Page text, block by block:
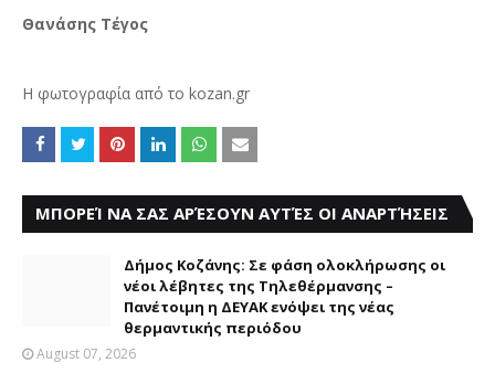
Θανάσης Τέγος
Η φωτογραφία από το kozan.gr
ΜΠΟΡΕΊ ΝΑ ΣΑΣ ΑΡΈΣΟΥΝ ΑΥΤΈΣ ΟΙ ΑΝΑΡΤΉΣΕΙΣ
Δήμος Κοζάνης: Σε φάση ολοκλήρωσης οι
νέοι λέβητες της Τηλεθέρμανσης –
Πανέτοιμη η ΔΕΥΑΚ ενόψει της νέας
θερμαντικής περιόδου
August 07, 2026